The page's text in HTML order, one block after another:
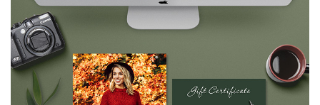
Undefined
in
fixthephoto.com/live/includes/functions/newpl_windowsClass.php
on
line